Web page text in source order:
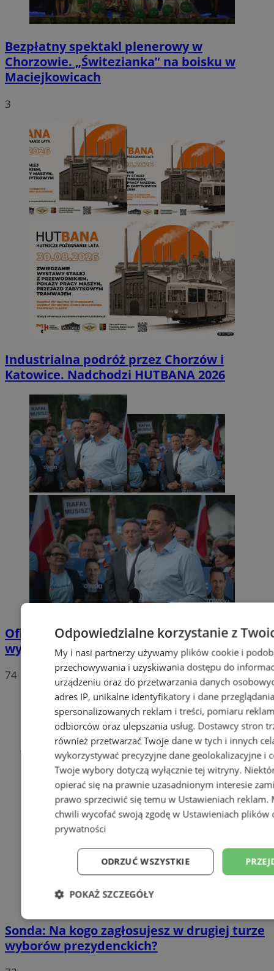
Bezpłatny spektakl plenerowy w
Chorzowie. „Świtezianka” na boisku w
Maciejkowicach
3
Industrialna podróż przez Chorzów i
Katowice. Nadchodzi HUTBANA 2026
Oficjalne wyniki wyborów: W Chorzowie
wygrywa Rafał Trzaskowski!
74
Sonda: Na kogo zagłosujesz w drugiej turze
wyborów prezydenckich?
Odpowiedzialne korzystanie z
My i nasi partnerzy używamy plików cookie i
przechowywania i uzyskiwania dostępu do
urządzeniu oraz do przetwarzania danych
adres IP, unikalne identyfikatory i dane
spersonalizowanych reklam i treści, pomiaru
odbiorców oraz ulepszania usług. Dostawcy stron
również przetwarzać Twoje dane w tych i innych
wykorzystywać precyzyjne dane geolokalizacyjne i
Twoje wybory dotyczą wyłącznie tej witryny.
opierać się na prawnie uzasadnionym interesie
prawo sprzeciwić się temu w Ustawieniach reklam.
chwili wycofać swoją zgodę w Ustawieniach plików
prywatności
ODRZUĆ WSZYSTKIE
POKAŻ SZCZEGÓŁY
Niezbędne Wydajność